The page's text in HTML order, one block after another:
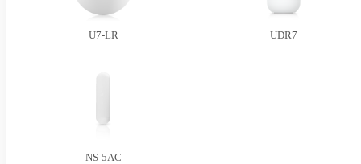
U7-LR UDR7
NS-5AC